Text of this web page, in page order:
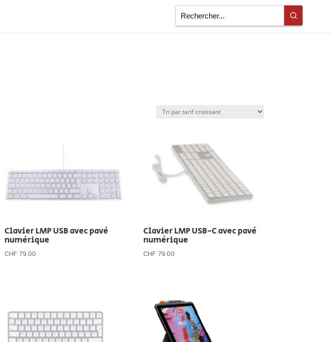
Clavier LMP USB avec pavé
numérique
CHF 79.00
Clavier LMP USB-C avec pavé
numérique
CHF 79.00